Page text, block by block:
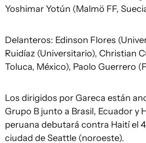
Yoshimar Yotún (Malmö FF,
Delanteros: Edinson Flores
Ruidíaz (Universitario), Christian
Toluca, México), Paolo Guerrero
Los dirigidos por Gareca están
Grupo B junto a Brasil, Ecuador y
peruana debutará contra Haití el
ciudad de Seattle (noroeste).